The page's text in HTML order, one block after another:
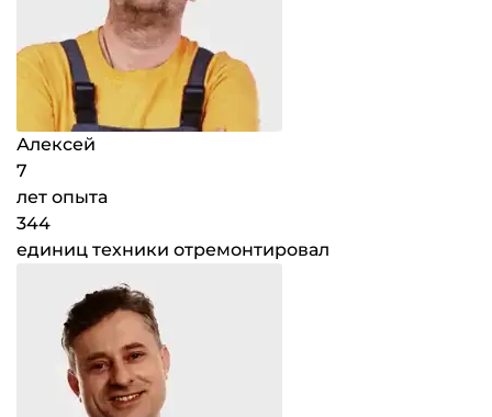
Алексей
7
лет опыта
344
единиц техники отремонтировал